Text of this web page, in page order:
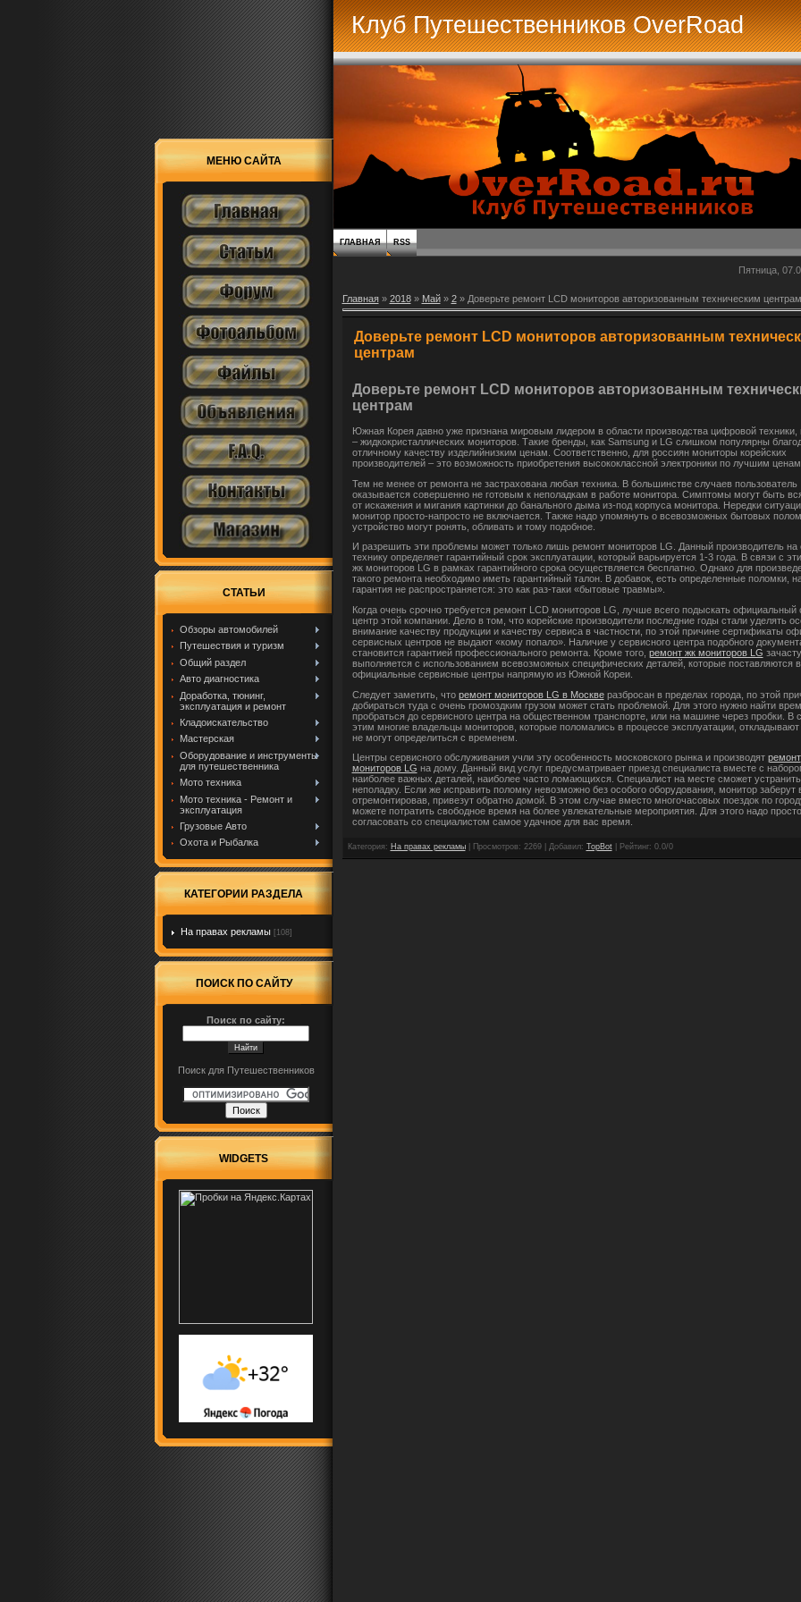
МЕНЮ САЙТА
СТАТЬИ
Обзоры автомобилей
Путешествия и туризм
Общий раздел
Авто диагностика
Доработка, тюнинг,
эксплуатация и ремонт
Кладоискательство
Мастерская
Оборудование и инструменты
для путешественника
Мото техника
Мото техника - Ремонт и
эксплуатация
Грузовые Авто
Охота и Рыбалка
КАТЕГОРИИ РАЗДЕЛА
На правах рекламы [108]
ПОИСК ПО САЙТУ
Поиск по сайту:
Поиск для Путешественников
WIDGETS
Клуб Путешественников OverRoad
ГЛАВНАЯ RSS
Пятница,
Главная» 2018 » Май » 2» Доверьте ремонт LCD мониторов авторизованным техническим центрам
Доверьте ремонт LCD мониторов авторизованным
центрам
Доверьте ремонт LCD мониторов авторизованным
центрам
Южная Корея давно уже признана мировым лидером в области производства цифровой техники,
– жидкокристаллических мониторов. Такие бренды, как Samsung и LG слишком популярны
отличному качеству изделийнизким ценам. Соответственно, для россиян мониторы корейских
производителей – это возможность приобретения высококлассной электроники по лучшим
Тем не менее от ремонта не застрахована любая техника. В большинстве случаев пользователь
оказывается совершенно не готовым к неполадкам в работе монитора. Симптомы могут быть
от искажения и мигания картинки до банального дыма из-под корпуса монитора. Нередки
монитор просто-напросто не включается. Также надо упомянуть о всевозможных бытовых
устройство могут ронять, обливать и тому подобное.
И разрешить эти проблемы может только лишь ремонт мониторов LG. Данный производитель на
технику определяет гарантийный срок эксплуатации, который варьируется 1-3 года. В связи с
жк мониторов LG в рамках гарантийного срока осуществляется бесплатно. Однако для
такого ремонта необходимо иметь гарантийный талон. В добавок, есть определенные поломки,
гарантия не распространяется: это как раз-таки «бытовые травмы».
Когда очень срочно требуется ремонт LCD мониторов LG, лучше всего подыскать официальный
центр этой компании. Дело в том, что корейские производители последние годы стали уделять
внимание качеству продукции и качеству сервиса в частности, по этой причине сертификаты
сервисных центров не выдают «кому попало». Наличие у сервисного центра подобного
становится гарантией профессионального ремонта. Кроме того, ремонт жк мониторов LG
выполняется с использованием всевозможных специфических деталей, которые поставляются в
официальные сервисные центры напрямую из Южной Кореи.
Следует заметить, что ремонт мониторов LG в Москверазбросан в пределах города, по этой
добираться туда с очень громоздким грузом может стать проблемой. Для этого нужно найти
пробраться до сервисного центра на общественном транспорте, или на машине через пробки. В
этим многие владельцы мониторов, которые поломались в процессе эксплуатации,
не могут определиться с временем.
Центры сервисного обслуживания учли эту особенность московского рынка и производят ремонт
мониторов LG на дому. Данный вид услуг предусматривает приезд специалиста вместе с
наиболее важных деталей, наиболее часто ломающихся. Специалист на месте сможет устранить
неполадку. Если же исправить поломку невозможно без особого оборудования, монитор заберут
отремонтировав, привезут обратно домой. В этом случае вместо многочасовых поездок по
можете потратить свободное время на более увлекательные мероприятия. Для этого надо просто
согласовать со специалистом самое удачное для вас время.
Категория : На правах рекламы| Просмотров: 2269 | Добавил: TopBot| Рейтинг: 0.0/0